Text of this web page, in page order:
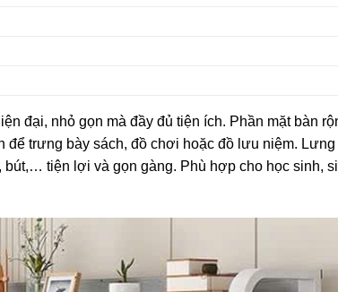
đại, nhỏ gọn mà đầy đủ tiện ích. Phần mặt bàn
trưng bày sách, đồ chơi hoặc đồ lưu niệm. Lưng
tiện lợi và gọn gàng. Phù hợp cho học sinh,